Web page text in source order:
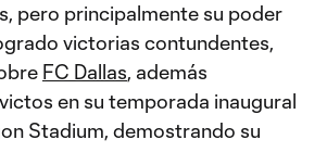
pero principalmente su poder
victorias contundentes,
FC Dallas, además
en su temporada inaugural
Stadium, demostrando su